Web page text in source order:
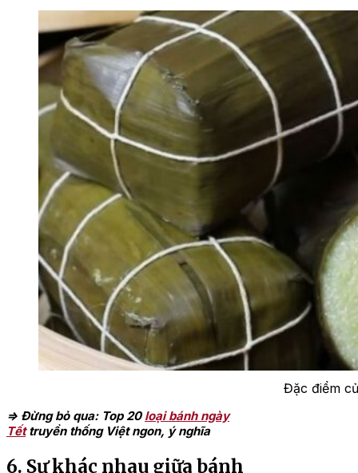
Đặc điểm
=> Đừng bỏ qua: Top 20 loại bánh ngày
Tếttruyền thống Việt ngon, ý nghĩa
6. Sự khác nhau giữa bánh